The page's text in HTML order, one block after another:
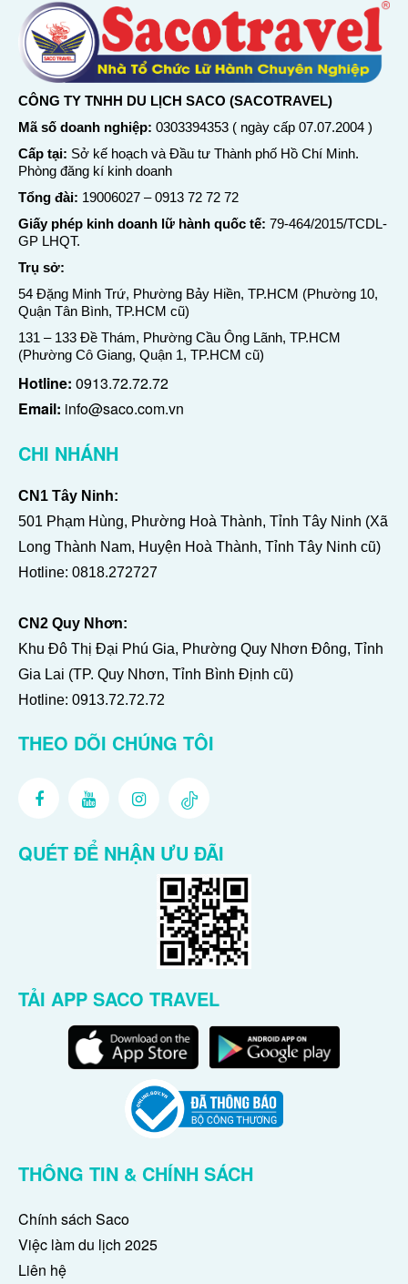
CÔNG TY TNHH DU LỊCH SACO (SACOTRAVEL)
Mã số doanh nghiệp: 0303394353 ( ngày cấp 07.07.2004 )
Cấp tại: Sở kế hoạch và Đầu tư Thành phố Hồ Chí Minh.
Phòng đăng kí kinh doanh
Tổng đài: 19006027 –0913 72 72 72
Giấy phép kinh doanh lữ hành quốc tế: 79-464/2015/TCDL-
GP LHQT.
Trụ sở:
54 Đặng Minh Trứ, Phường Bảy Hiền, TP.HCM (Phường 10,
Quận Tân Bình, TP.HCM cũ)
131 – 133 Đề Thám, Phường Cầu Ông Lãnh, TP.HCM
(Phường Cô Giang, Quận 1, TP.HCM cũ)
Hotline: 0913.72.72.72
Email: info@saco.com.vn
CHI NHÁNH
CN1 Tây Ninh:
501 Phạm Hùng, Phường Hoà Thành, Tỉnh Tây Ninh (Xã
Long Thành Nam, Huyện Hoà Thành, Tỉnh Tây Ninh cũ)
Hotline: 0818.272727
CN2 Quy Nhơn:
Khu Đô Thị Đại Phú Gia, Phường Quy Nhơn Đông, Tỉnh
Gia Lai (TP. Quy Nhơn, Tỉnh Bình Định cũ)
Hotline: 0913.72.72.72
THEO DÕI CHÚNG TÔI
QUÉT ĐỂ NHẬN ƯU ĐÃI
TẢI APP SACO TRAVEL
THÔNG TIN & CHÍNH SÁCH
Chính sách Saco
Việc làm du lịch 2025
Liên hệ